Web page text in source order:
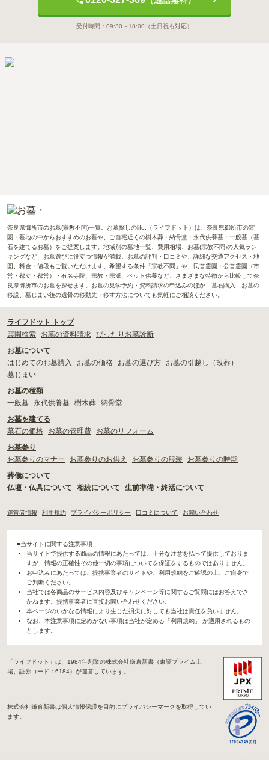
受付時間： 09:30～18:00 （土日祝も対応）
奈良県御所市のお墓(宗教不問)一覧。お墓探しのlife.（ライフドット）は、奈良県御所市の霊
園・墓地の中からおすすめのお墓や、ご自宅近くの樹木葬・納骨堂・永代供養墓・一般墓（墓
石を建てるお墓）をご提案します。地域別の墓地一覧、費用相場、お墓(宗教不問)の人気ラン
キングなど、お墓選びに役立つ情報が満載。お墓の評判・口コミや、詳細な交通アクセス・地
図、料金・値段もご覧いただけます。希望する条件「宗教不問」や、民営霊園・公営霊園（市
営・都立・都営）・有名寺院、宗教・宗派、ペット供養など、さまざまな特徴から比較して奈
良県御所市のお墓を探せます。お墓の見学予約・資料請求の申込みのほか、墓石購入、お墓の
移設、墓じまい後の遺骨の移動先・移す方法についても気軽にご相談ください。
ライフドット トップ
霊園検索
お墓の資料請求 ぴったりお墓診断
お墓について
はじめてのお墓購入
お墓の価格 お墓の選び方
お墓の引越し（改葬）
墓じまい
お墓の種類
一般墓
永代供養墓 樹木葬 納骨堂
お墓を建てる
墓石の価格
お墓の管理費
お墓のリフォーム
お墓参り
お墓参りのマナー
お墓参りのお供え お墓参りの服装
お墓参りの時期
葬儀について
仏壇・仏具について
相続について 生前準備・終活について
運営者情報 利用規約 プライバシーポリシー 口コミについて お問い合わせ
■当サイトに関する注意事項
当サイトで提供する商品の情報にあたっては、十分な注意を払って提供しておりま
すが、情報の正確性その他一切の事項についてを保証をするものではありません。
お申込みにあたっては、提携事業者のサイトや、利用規約をご確認の上、ご自身で
ご判断ください。
当社では各商品のサービス内容及びキャンペーン等に関するご質問にはお答えでき
かねます。提携事業者に直接お問い合わせください。
本ページのいかなる情報により生じた損失に対しても当社は責任を負いません。
なお、本注意事項に定めがない事項は当社が定める「利用規約」 が適用されるもの
とします。
「ライフドット」は、1984年創業の株式会社鎌倉新書（東証プライム上
場、証券コード：6184）が運営しています。
株式会社鎌倉新書は個人情報保護を目的にプライバシーマークを取得してい
ます。